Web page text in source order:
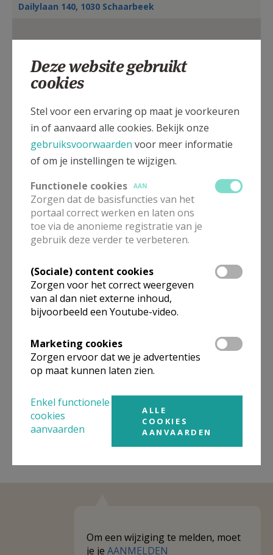
Dailylaan 140, 1030 Schaarbeek
Bekijk eventuele uitzonderingen op onderstaande
lijst
In deze kerk vinden geen weekendvieringen plaats. Via de
raadplegen.
Omgeving
links naar kerken, eventueel van andere
organisaties, in de buurt.
Om een wijziging te melden, moet
je je AANMELDEN
Deze website gebruikt
cookies
Stel voor een ervaring op maat je voorkeuren
in of aanvaard alle cookies. Bekijk onze
gebruiksvoorwaarden voor meer informatie
of om je instellingen te wijzigen.
Functionele cookies
AAN
Zorgen dat de basisfuncties van het
portaal correct werken en laten ons
toe via de anonieme registratie van je
gebruik deze verder te verbeteren.
(Sociale) content cookies
Zorgen voor het correct weergeven
van al dan niet externe inhoud,
bijvoorbeeld een Youtube-video.
Marketing cookies
Zorgen ervoor dat we je advertenties
op maat kunnen laten zien.
Enkel functionele
cookies
aanvaarden
ALLE
COOKIES
AANVAARDEN